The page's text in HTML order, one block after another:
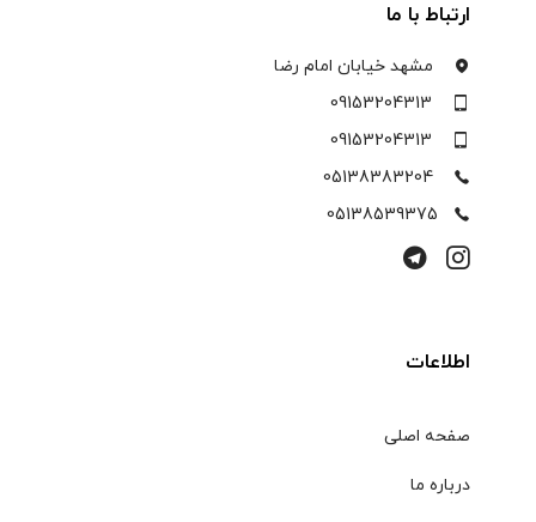
ارتباط با ما
مشهد خیابان امام رضا
09153204313
09153204313
05138383204
05138539375
اطلاعات
صفحه اصلی
درباره ما